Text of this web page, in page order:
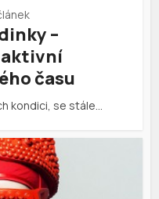
–
času
kondici, se stále…